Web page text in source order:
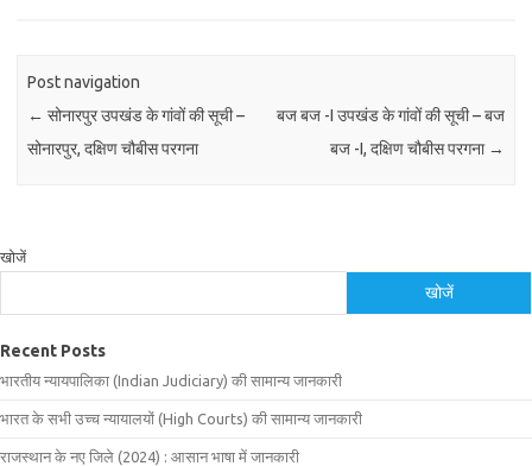
Post navigation
← सोनारपुर उपखंड के गांवों की सूची –
सोनारपुर, दक्षिण चौबीस परगना
बज बज -I उपखंड के गांवों की सूची – बज
बज -I, दक्षिण चौबीस परगना →
खोजें
खोजें
Recent Posts
भारतीय न्यायपालिका (Indian Judiciary) की सामान्य जानकारी
भारत के सभी उच्च न्यायालयों (High Courts) की सामान्य जानकारी
राजस्थान के नए जिले (2024) : आसान भाषा में जानकारी